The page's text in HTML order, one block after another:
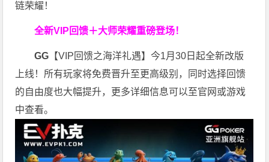
链荣耀！
全新VIP回馈＋大师荣耀重磅登场！
GG 【VIP回馈之海洋礼遇】今1月30日起全新改版
上线！所有玩家将免费晋升至更高级别，同时选择回馈
的自由度也大幅提升，更多详细信息可以至官网或游戏
中查看。